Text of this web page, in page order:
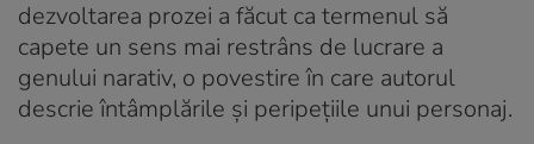
dezvoltarea prozei a făcut ca termenul să
capete un sens mai restrâns de lucrare a
genului narativ, o povestire în care autorul
descrie întâmplările și peripețiile unui personaj.